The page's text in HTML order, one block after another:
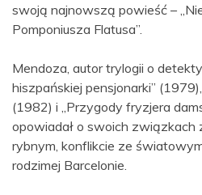
swoją najnowszą powieść –
Pomponiusza Flatusa”.
Mendoza, autor trylogii o
hiszpańskiej pensjonarki”
(1982) i „Przygody fryzjera
opowiadał o swoich związkach
rybnym, konflikcie ze
rodzimej Barcelonie.